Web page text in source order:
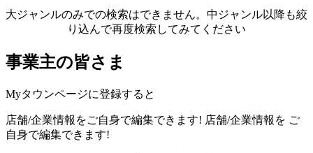
大ジャンルのみでの検索はできません。中ジャンル以降も絞
り込んで再度検索してみてください
事業主の皆さま
Myタウンページに登録すると
店舗/企業情報をご自身で編集できます! 店舗/企業情報を ご
自身で編集できます!